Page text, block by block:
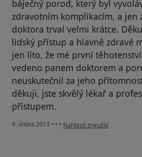
báječný porod, který byl
zdravotním komplikacím, a jen
doktora trval velmi krátce.
lidský přístup a hlavně zdravé
jen líto, že mé první
vedeno panem doktorem a
neuskutečnil za jeho
děkuji, jste skvělý lékař a
přístupem.
9. února 2013 • • • podle názoru uživatele Váš
Nahlásit zneužití